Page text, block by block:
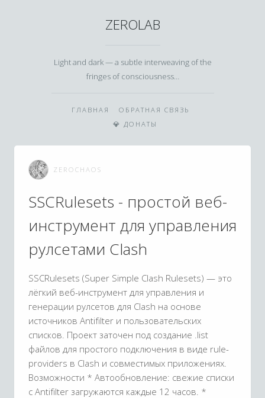
ZEROLAB
Light and dark — a subtle interweaving of the
fringes of consciousness…
ГЛАВНАЯ
ОБРАТНАЯ СВЯЗЬ
💎 ДОНАТЫ
ZEROCHAOS
SSCRulesets - простой веб-
инструмент для управления
рулсетами Clash
SSCRulesets (Super Simple Clash Rulesets) — это
лёгкий веб-инструмент для управления и
генерации рулсетов для Clash на основе
источников Antifilter и пользовательских
списков. Проект заточен под создание .list
файлов для простого подключения в виде rule-
providers в Clash и совместимых приложениях.
Возможности * Автообновление: свежие списки
с Antifilter загружаются каждые 12 часов. *